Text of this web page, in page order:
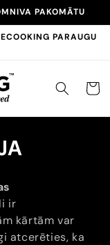
PAKOMĀTU
PARAUGU
GROZS
ir
kārtām var
atcerēties, ka